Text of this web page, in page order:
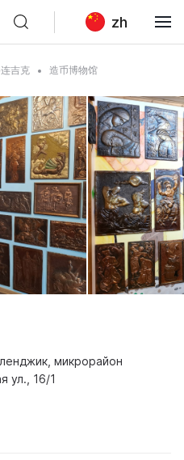
zh
吉克 造币博物馆
микрорайон
ул., 16/1